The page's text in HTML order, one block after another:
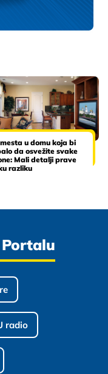
u domu koja bi
da osvežite svake
Mali detalji prave
razliku
radio